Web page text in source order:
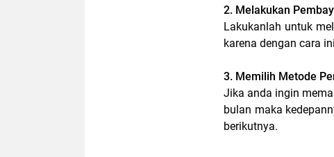
2. Melakukan
Lakukanlah untuk
karena dengan cara
3. Memilih Metode
Jika anda ingin
bulan maka
berikutnya.